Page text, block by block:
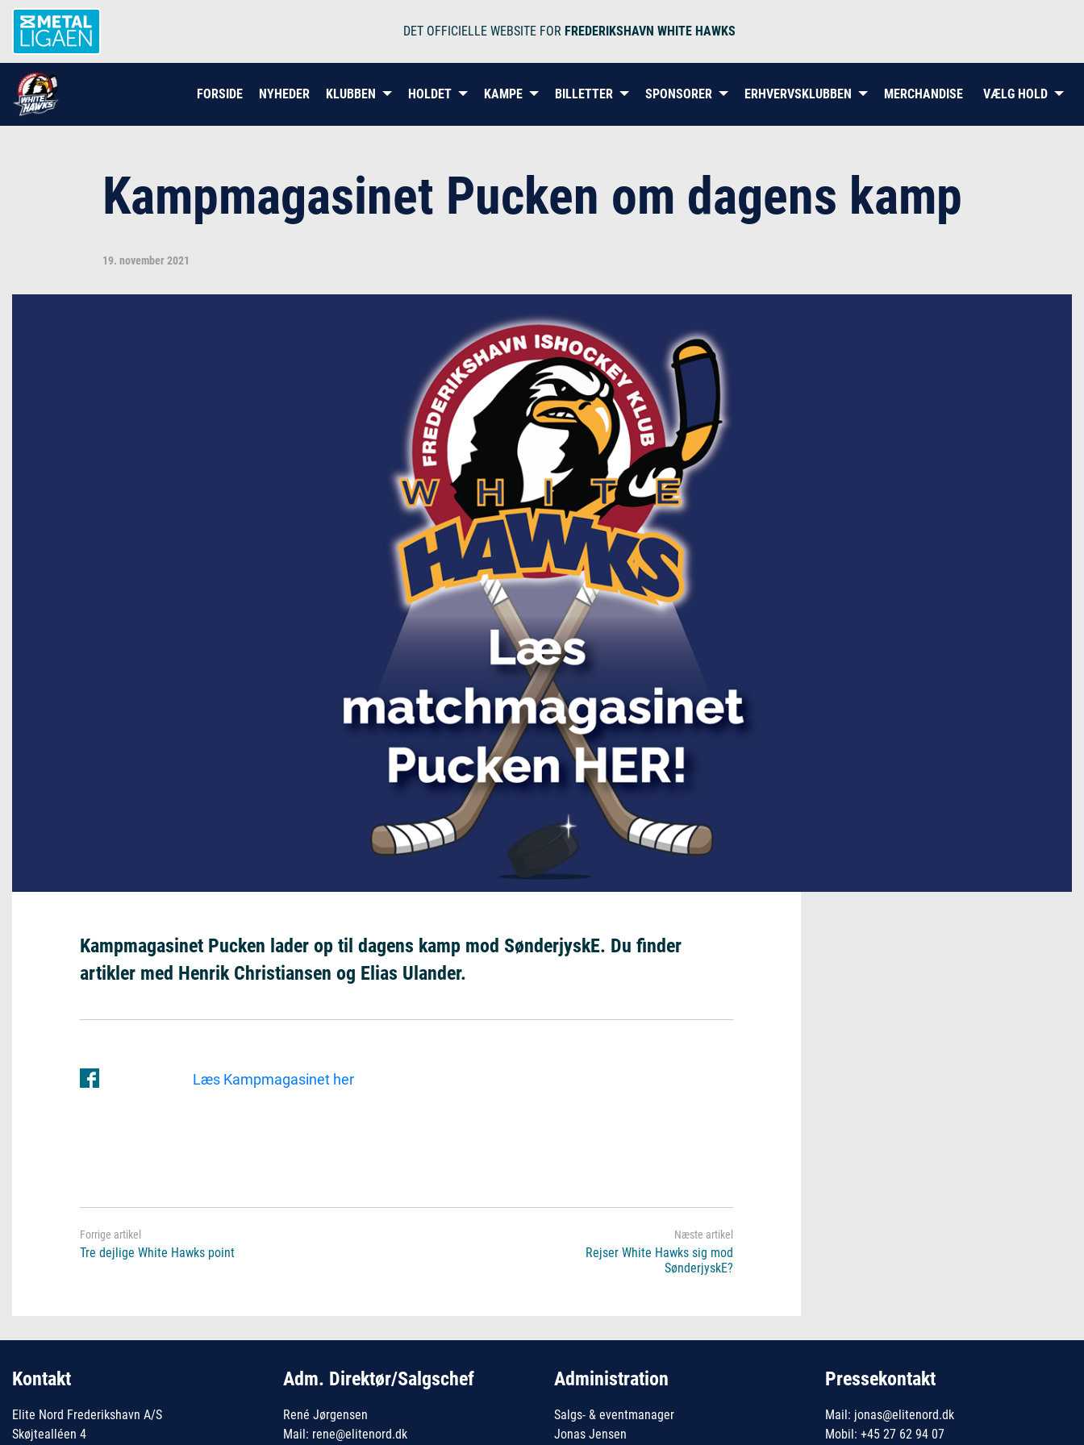
DET OFFICIELLE WEBSITE FOR FREDERIKSHAVN WHITE HAWKS
FORSIDE NYHEDER KLUBBEN HOLDET KAMPE BILLETTER SPONSORER ERHVERVSKLUBBEN MERCHANDISE VÆLG HOLD
Kampmagasinet Pucken om dagens kamp
19. november 2021
Kampmagasinet Pucken lader op til dagens kamp mod SønderjyskE. Du finder
artikler med Henrik Christiansen og Elias Ulander.
Læs Kampmagasinet her
Tre dejlige White Hawks point
Rejser White Hawks sig mod
SønderjyskE?
Kontakt
Elite Nord Frederikshavn A/S
Skøjtealléen 4
Adm. Direktør/Salgschef
René Jørgensen
Mail: rene@elitenord.dk
Administration
Salgs- & eventmanager
Jonas Jensen
Pressekontakt
Mail: jonas@elitenord.dk
Mobil: +45 27 62 94 07